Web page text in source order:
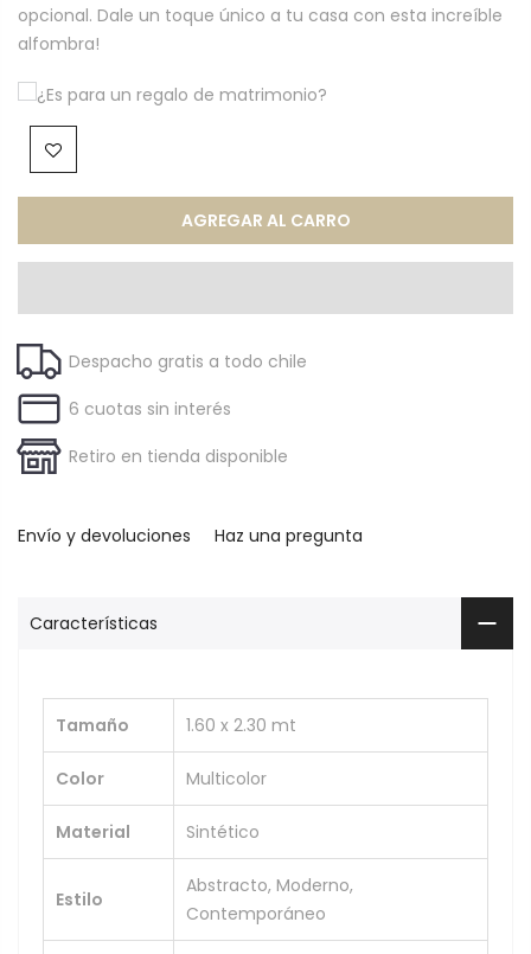
opcional. Dale un toque único a tu casa con esta increíble
alfombra!
¿Es para un regalo de matrimonio?
AGREGAR AL CARRO
Despacho gratis a todo chile
6 cuotas sin interés
Retiro en tienda disponible
Envío y devoluciones Haz una pregunta
Características
Tamaño 1.60 x 2.30 mt
Color Multicolor
Material Sintético
Estilo
Abstracto, Moderno,
Contemporáneo